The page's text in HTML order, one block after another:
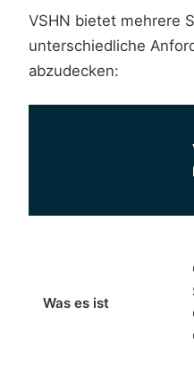
VSHN bietet mehrere
unterschiedliche
abzudecken:
Was es ist